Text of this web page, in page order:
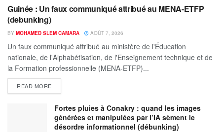
Guinée : Un faux communiqué attribué au MENA-ETFP
(debunking)
BY MOHAMED SLEM CAMARA AOÛT 7, 2026
Un faux communiqué attribué au ministère de l'Éducation
nationale, de l'Alphabétisation, de l'Enseignement technique et de
la Formation professionnelle (MENA-ETFP)...
READ MORE
Fortes pluies à Conakry : quand les images
générées et manipulées par l’IA sèment le
désordre informationnel (débunking)